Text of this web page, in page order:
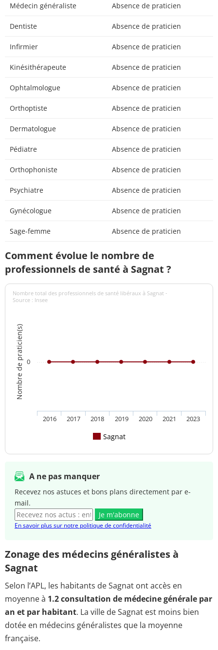
Médecin généraliste Absence de praticien
Dentiste Absence de praticien
Infirmier Absence de praticien
Kinésithérapeute Absence de praticien
Ophtalmologue Absence de praticien
Orthoptiste Absence de praticien
Dermatologue Absence de praticien
Pédiatre Absence de praticien
Orthophoniste Absence de praticien
Psychiatre Absence de praticien
Gynécologue Absence de praticien
Sage-femme Absence de praticien
Comment évolue le nombre de
professionnels de santé à Sagnat ?
Nombre de praticien(s)
Nombre total des professionnels de santé libéraux à Sagnat -
Source : Insee
Sagnat
2016 2017 2018 2019 2020 2021 2023
0
A ne pas manquer
Recevez nos astuces et bons plans directement par e-
mail.
Je m'abonne
En savoir plus sur notre politique de confidentialité
Zonage des médecins généralistes à
Sagnat
Selon l’APL, les habitants de Sagnat ont accès en
moyenne à 1.2 consultation de médecine générale par
an et par habitant. La ville de Sagnat est moins bien
dotée en médecins généralistes que la moyenne
française.